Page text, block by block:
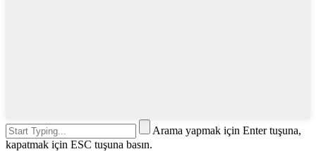
Arama yapmak için Enter tuşuna,
kapatmak için ESC tuşuna basın.